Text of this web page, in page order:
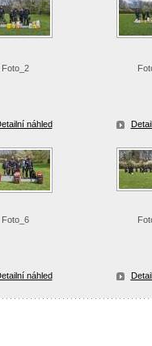
Foto_2
náhled
Foto_6
náhled